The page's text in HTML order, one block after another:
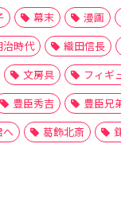
幕末 漫画
治時代 織田信長
文房具 フィギ
豊臣秀吉 豊臣兄
へ
葛飾北斎